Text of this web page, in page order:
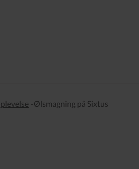
-Ølsmagning på Sixtus